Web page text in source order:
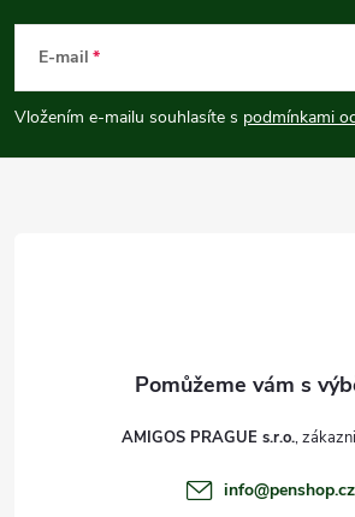
p
a
E-mail
Vložením e-mailu souhlasíte s podmínkami
AMIGOS PRAGUE s.r.o.
info@penshop.cz